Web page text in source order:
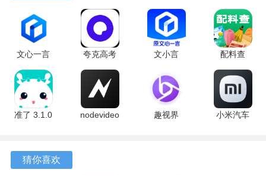
1、时间单位设置灵活，不仅支持按天计算，还能精确到时、
文心一言
4.0
5.16.0.10
最新版
夸克高考
10.14.0.1115
最新版
文小言
安卓版
配料查
3.0.1 官方
版
准了 3.1.0
nodevideo
趣视界
小米汽车
猜你喜欢